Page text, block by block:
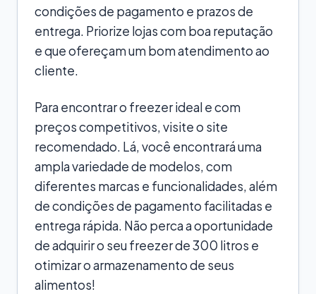
condições de pagamento e prazos de
entrega. Priorize lojas com boa reputação
e que ofereçam um bom atendimento ao
cliente.
Para encontrar o freezer ideal e com
preços competitivos, visite o site
recomendado. Lá, você encontrará uma
ampla variedade de modelos, com
diferentes marcas e funcionalidades, além
de condições de pagamento facilitadas e
entrega rápida. Não perca a oportunidade
de adquirir o seu freezer de 300 litros e
otimizar o armazenamento de seus
alimentos!